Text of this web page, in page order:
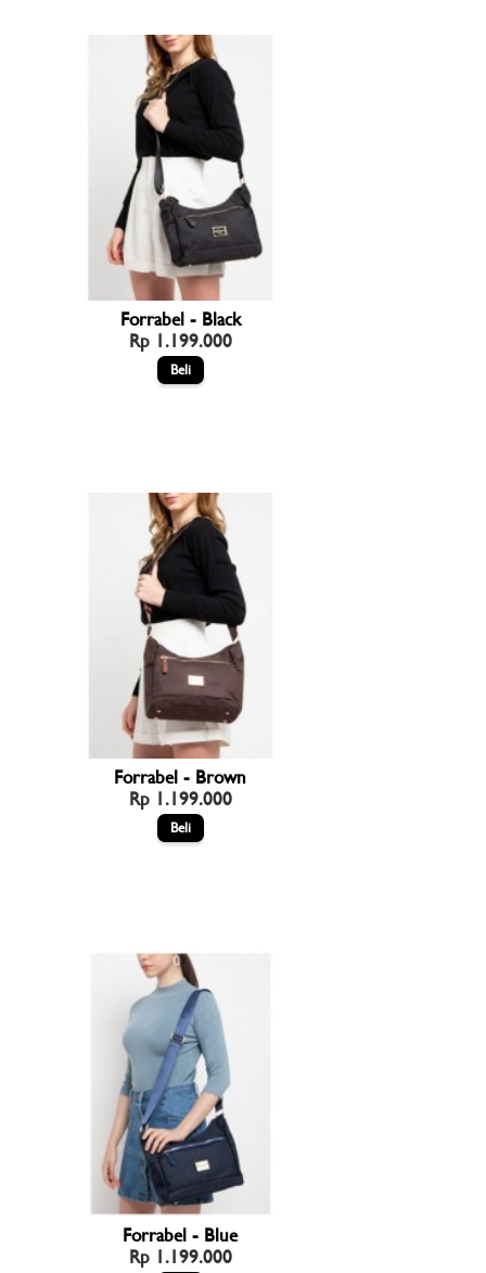
Forrabel - Black
Rp 1.199.000
Forrabel - Brown
Rp 1.199.000
Forrabel - Blue
Rp 1.199.000